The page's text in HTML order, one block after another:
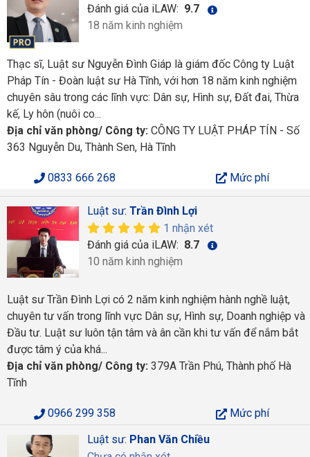
Đánh giá của iLAW: 9.7
18 năm kinh nghiệm
Thạc sĩ, Luật sư Nguyễn Đình Giáp là giám đốc Công ty Luật
Pháp Tín - Đoàn luật sư Hà Tĩnh, với hơn 18 năm kinh nghiệm
chuyên sâu trong các lĩnh vực: Dân sự, Hình sự, Đất đai, Thừa
kế, Ly hôn (nuôi co...
Địa chỉ văn phòng/ Công ty: CÔNG TY LUẬT PHÁP TÍN - Số
363 Nguyễn Du, Thành Sen, Hà Tĩnh
0833 666 268 Mức phí
Luật sư: Trần Đình Lợi
1 nhận xét
Đánh giá của iLAW: 8.7
10 năm kinh nghiệm
Luật sư Trần Đình Lợi có 2 năm kinh nghiệm hành nghề luật,
chuyên tư vấn trong lĩnh vực Dân sự, Hình sự, Doanh nghiệp và
Đầu tư. Luật sư luôn tận tâm và ân cần khi tư vấn để nắm bắt
được tâm ý của khá...
Địa chỉ văn phòng/ Công ty: 379A Trần Phú, Thành phố Hà
Tĩnh
0966 299 358
Mức phí
Luật sư: Phan Văn Chiều